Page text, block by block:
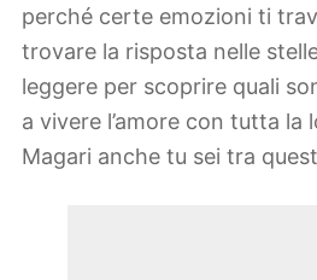
perché certe emozioni ti
trovare la risposta nelle
leggere per scoprire quali
a vivere l’amore con tutta la
Magari anche tu sei tra